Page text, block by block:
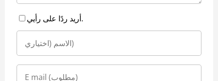
أريد ردًا على رأيي.